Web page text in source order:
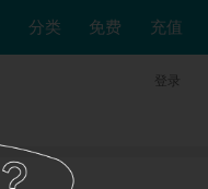
分类 免费 充值
登录